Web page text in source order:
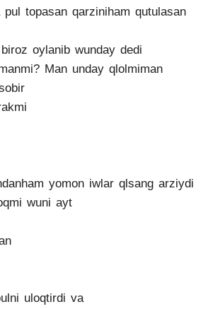
topasan qarziniham qutulasan
oylanib wunday dedi
Man unday qlolmiman
yomon iwlar qlsang arziydi
wuni ayt
uloqtirdi va